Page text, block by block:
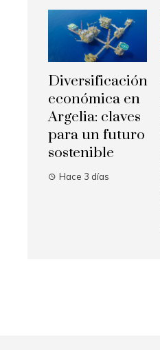
Diversificación
económica en
Argelia: claves
para un futuro
sostenible
Hace 3 días